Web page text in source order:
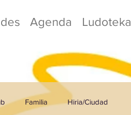
Agenda Ludoteka
Familia Hiria/Ciudad